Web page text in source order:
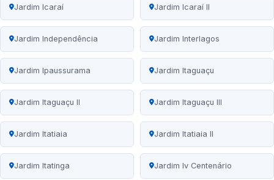
Jardim Icaraí Jardim Icaraí II
Jardim Independência Jardim Interlagos
Jardim Ipaussurama Jardim Itaguaçu
Jardim Itaguaçu II Jardim Itaguaçu III
Jardim Itatiaia Jardim Itatiaia II
Jardim Itatinga Jardim Iv Centenário